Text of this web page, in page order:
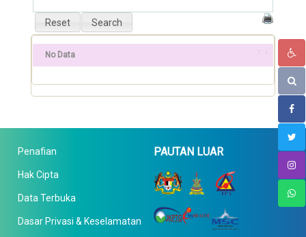
No Data
Penafian
Hak Cipta
Data Terbuka
Dasar Privasi & Keselamatan
PAUTAN LUAR